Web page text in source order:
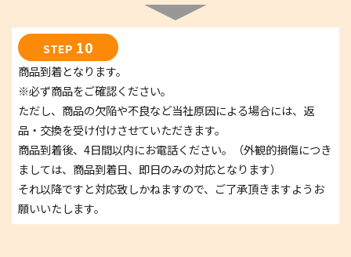
STEP 10
商品到着となります。
※必ず商品をご確認ください。
ただし、商品の欠陥や不良など当社原因による場合には、返
品・交換を受け付けさせていただきます。
商品到着後、4日間以内にお電話ください。（外観的損傷につき
ましては、商品到着日、即日のみの対応となります）
それ以降ですと対応致しかねますので、ご了承頂きますようお
願いいたします。